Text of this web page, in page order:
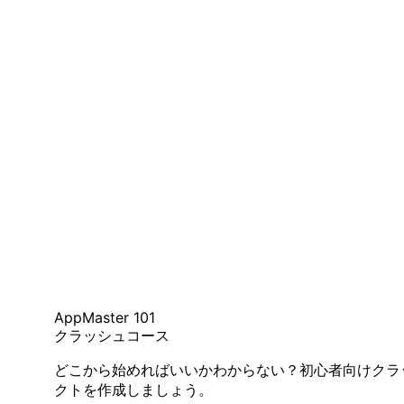
AppMaster 101
クラッシュコース
どこから始めればいいかわからない？初心者向けク
クトを作成しましょう。